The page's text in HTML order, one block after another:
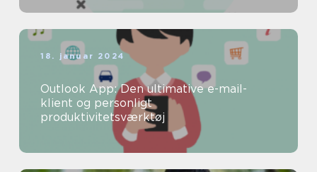
18. januar 2024
Outlook App: Den ultimative e-mail-
klient og personligt
produktivitetsværktøj